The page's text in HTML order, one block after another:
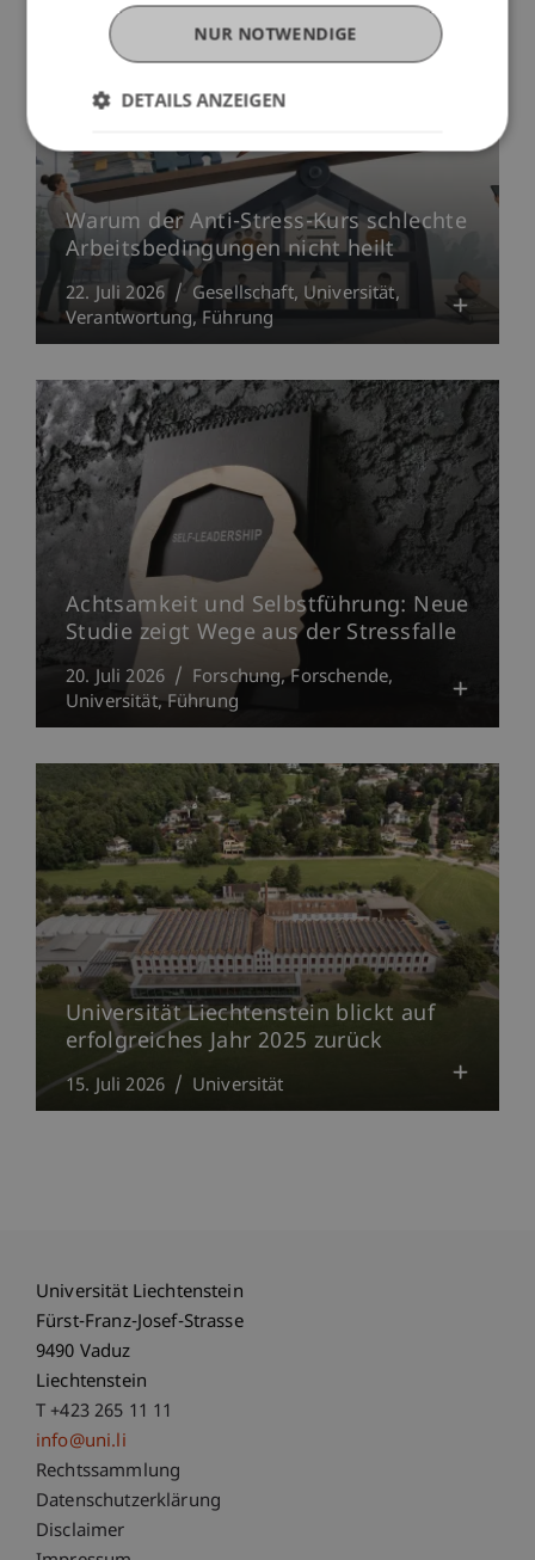
Warum der Anti-Stress-Kurs schlechte
Arbeitsbedingungen nicht heilt
22. Juli 2026 Gesellschaft Universität
Verantwortung Führung
Achtsamkeit und Selbstführung: Neue
Studie zeigt Wege aus der Stressfalle
20. Juli 2026 Forschung Forschende
Universität Führung
Universität Liechtenstein blickt auf
erfolgreiches Jahr 2025 zurück
15. Juli 2026 Universität
Universität Liechtenstein
Fürst-Franz-Josef-Strasse
9490 Vaduz
Liechtenstein
T +423 265 11 11
info@uni.li
Fußzeile Rechtliche Hinweise
Rechtssammlung
Datenschutzerklärung
Disclaimer
NUR NOTWENDIGE
DETAILS ANZEIGEN